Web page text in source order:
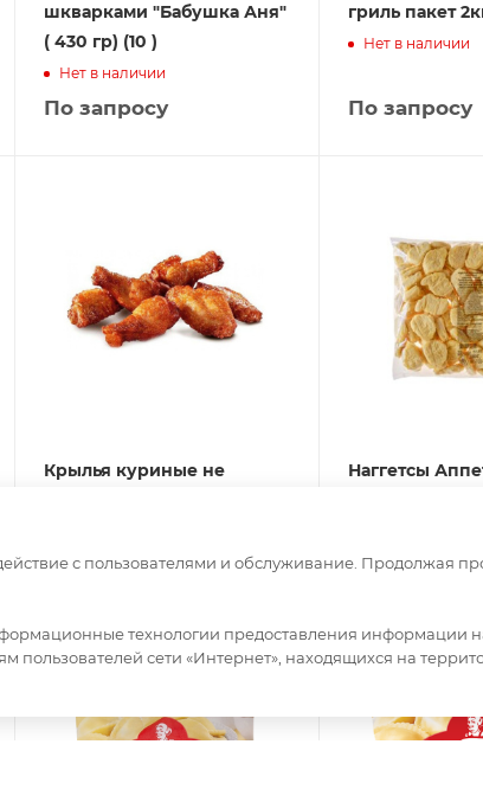
шкварками "Бабушка Аня"
( 430 гр) (10 )
Нет в наличии
По запросу
гриль пакет
Нет в наличии
По запросу
Крылья куриные не
Наггетсы
Нет в наличии
с пользователями и обслуживание. Продолжая
технологии предоставления информации
пользователей сети «Интернет», находящихся на